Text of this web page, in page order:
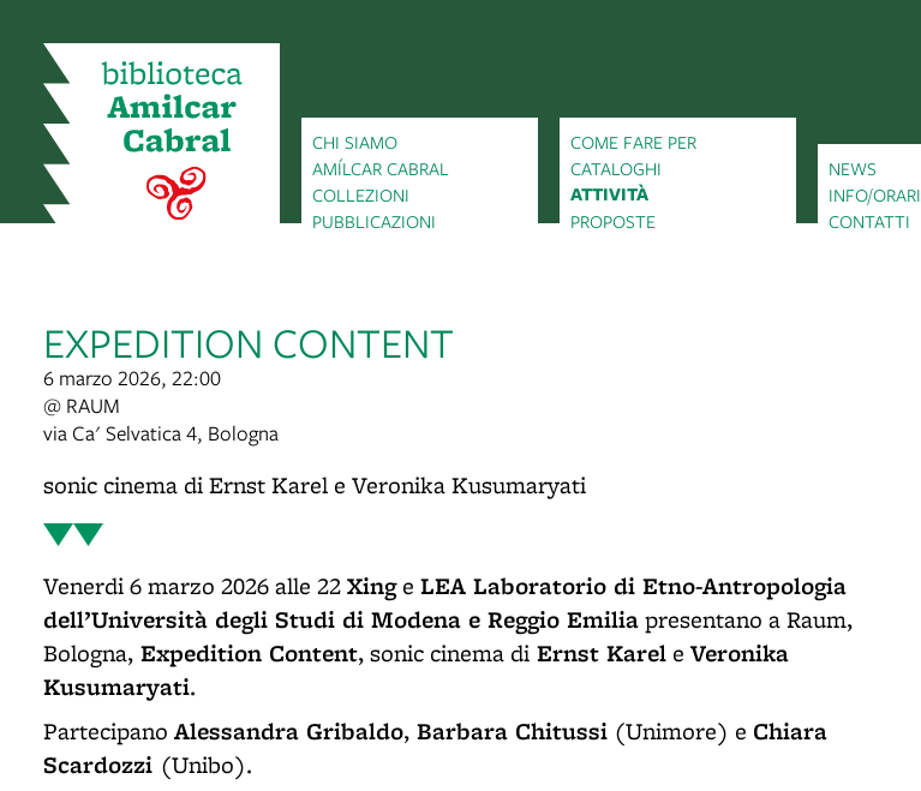
CHI SIAMO
AMÍLCAR CABRAL
COLLEZIONI
PUBBLICAZIONI
COME FARE PER
CATALOGHI
ATTIVITÀ
PROPOSTE
NEWS
INFO/ORARI
CONTATTI
EXPEDITION CONTENT
6 marzo 2026, 22:00
@ RAUM
via Ca' Selvatica 4, Bologna
sonic cinema di Ernst Karel e Veronika Kusumaryati
Venerdi 6 marzo 2026 alle 22Xinge LEA Laboratorio di Etno-Antropologia
dell’Università degli Studi di Modena e Reggio Emiliapresentano a Raum,
Bologna, Expedition Content, sonic cinema di Ernst Karel e Veronika
Kusumaryati.
Partecipano Alessandra Gribaldo, Barbara Chitussi (Unimore) e Chiara
Scardozzi (Unibo).